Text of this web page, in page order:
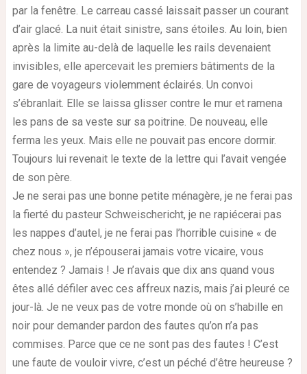
par la fenêtre. Le carreau cassé laissait passer un courant
d’air glacé. La nuit était sinistre, sans étoiles. Au loin, bien
après la limite au-delà de laquelle les rails devenaient
invisibles, elle apercevait les premiers bâtiments de la
gare de voyageurs violemment éclairés. Un convoi
s’ébranlait. Elle se laissa glisser contre le mur et ramena
les pans de sa veste sur sa poitrine. De nouveau, elle
ferma les yeux. Mais elle ne pouvait pas encore dormir.
Toujours lui revenait le texte de la lettre qui l’avait vengée
de son père.
Je ne serai pas une bonne petite ménagère, je ne ferai pas
la fierté du pasteur Schweischericht, je ne rapiécerai pas
les nappes d’autel, je ne ferai pas l’horrible cuisine « de
chez nous », je n’épouserai jamais votre vicaire, vous
entendez ? Jamais ! Je n’avais que dix ans quand vous
êtes allé défiler avec ces affreux nazis, mais j’ai pleuré ce
jour-là. Je ne veux pas de votre monde où on s’habille en
noir pour demander pardon des fautes qu’on n’a pas
commises. Parce que ce ne sont pas des fautes ! C’est
une faute de vouloir vivre, c’est un péché d’être heureuse ?